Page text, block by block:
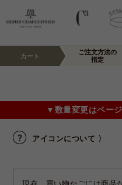
カート
ご注文方法の
指定
▼数量変更はペー
アイコンについて 〉